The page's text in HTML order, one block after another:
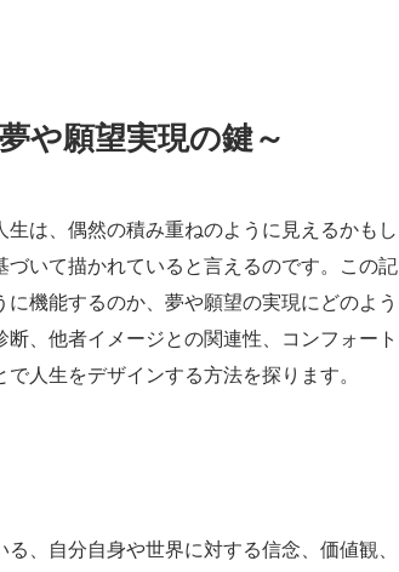
や願望実現の鍵～
は、偶然の積み重ねのように見えるかもし
いて描かれていると言えるのです。この記
機能するのか、夢や願望の実現にどのよう
、他者イメージとの関連性、コンフォート
人生をデザインする方法を探ります。
、自分自身や世界に対する信念、価値観、